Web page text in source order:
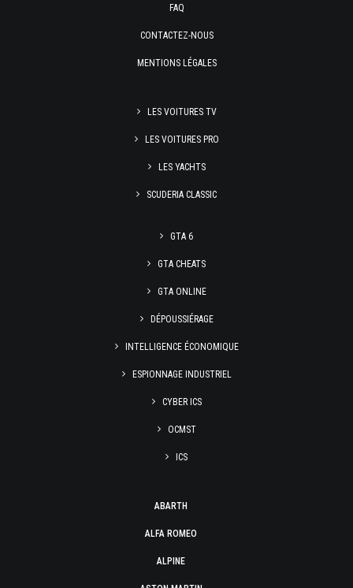
FAQ
CONTACTEZ-NOUS
MENTIONS LÉGALES
LES VOITURES TV
LES VOITURES PRO
LES YACHTS
SCUDERIA CLASSIC
GTA 6
GTA CHEATS
GTA ONLINE
DÉPOUSSIÉRAGE
INTELLIGENCE ÉCONOMIQUE
ESPIONNAGE INDUSTRIEL
CYBER ICS
OCMST
ICS
ABARTH
ALFA ROMEO
ALPINE